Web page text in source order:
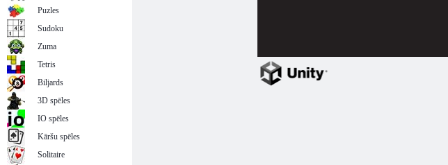
Puzles
Sudoku
Zuma
Tetris
Biljards
3D spēles
IO spēles
Kāršu spēles
Solitaire